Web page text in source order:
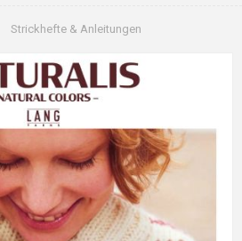
Strickhefte & Anleitungen